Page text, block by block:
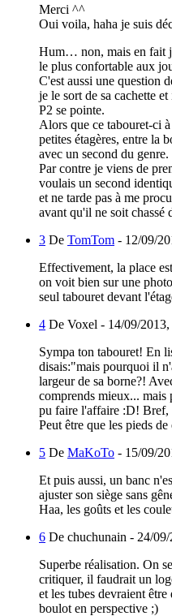
Merci ^^
Oui voila, haha je suis
Hum… non, mais en fait
le plus confortable aux
C'est aussi une question
je le sort de sa cachette
P2 se pointe.
Alors que ce tabouret-ci
petites étagères, entre la
avec un second du genre.
Par contre je viens de
voulais un second
et ne tarde pas à me
avant qu'il ne soit
3 De TomTom - 12/09/
Effectivement, la place
on voit bien sur une
seul tabouret devant
4 De Voxel - 14/09/
Sympa ton tabouret! En
disais:"mais pourquoi il
largeur de sa borne?!
comprends mieux... mais
pu faire l'affaire :D! Bref,
Peut être que les pieds
5 De MaKoTo - 15/09/
Et puis aussi, un banc
ajuster son siège sans
Haa, les goûts et les
6 De chuchunain - 24/
Superbe réalisation. On
critiquer, il faudrait un
et les tubes devraient
boulot en perspective ;)